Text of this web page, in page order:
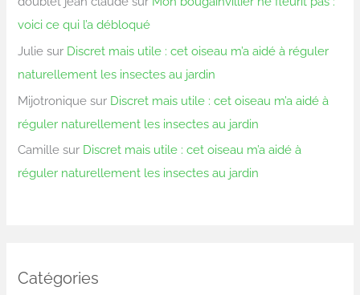
voici ce qui l’a débloqué
Julie sur Discret mais utile : cet oiseau m’a aidé à réguler
naturellement les insectes au jardin
Mijotronique sur Discret mais utile : cet oiseau m’a aidé à
réguler naturellement les insectes au jardin
Camille sur Discret mais utile : cet oiseau m’a aidé à
réguler naturellement les insectes au jardin
Catégories